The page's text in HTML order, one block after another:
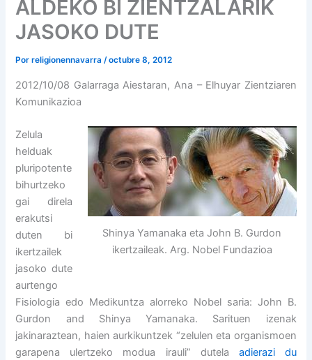
ALDEKO BI ZIENTZALARIK
JASOKO DUTE
Porreligionennavarra/octubre 8, 2012
2012/10/08 Galarraga Aiestaran, Ana – Elhuyar Zientziaren
Komunikazioa
Shinya Yamanaka eta John B. Gurdon
ikertzaileak. Arg. Nobel Fundazioa
Zelula
helduak
pluripotente
bihurtzeko
gai direla
erakutsi
duten bi
ikertzailek
jasoko dute
aurtengo
Fisiologia edo Medikuntza alorreko Nobel saria: John B.
Gurdon and Shinya Yamanaka. Sarituen izenak
jakinaraztean, haien aurkikuntzek “zelulen eta organismoen
garapena ulertzeko modua irauli” dutela adierazi du